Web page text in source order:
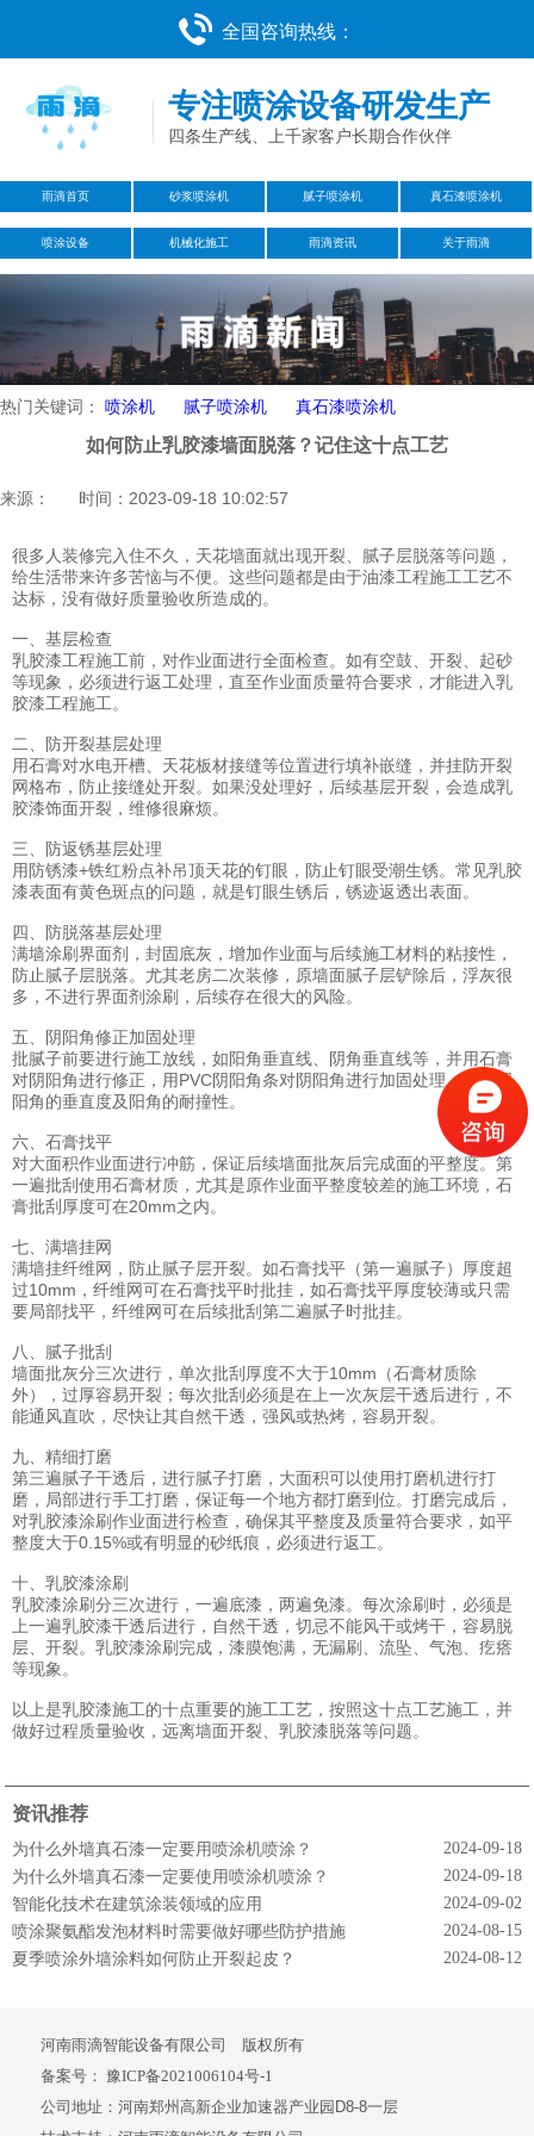
全国咨询热线：
专注喷涂设备研发生产
四条生产线、上千家客户长期合作伙伴
雨滴首页 砂浆喷涂机 腻子喷涂机 真石漆喷涂机
喷涂设备 机械化施工 雨滴资讯 关于雨滴
热门关键词： 喷涂机 腻子喷涂机 真石漆喷涂机
如何防止乳胶漆墙面脱落？记住这十点工艺
来源： 时间：2023-09-18 10:02:57
很多人装修完入住不久，天花墙面就出现开裂、腻子层脱落等问题，
给生活带来许多苦恼与不便。这些问题都是由于油漆工程施工工艺不
达标，没有做好质量验收所造成的。
一、基层检查
乳胶漆工程施工前，对作业面进行全面检查。如有空鼓、开裂、起砂
等现象，必须进行返工处理，直至作业面质量符合要求，才能进入乳
胶漆工程施工。
二、防开裂基层处理
用石膏对水电开槽、天花板材接缝等位置进行填补嵌缝，并挂防开裂
网格布，防止接缝处开裂。如果没处理好，后续基层开裂，会造成乳
胶漆饰面开裂，维修很麻烦。
三、防返锈基层处理
用防锈漆+铁红粉点补吊顶天花的钉眼，防止钉眼受潮生锈。常见乳胶
漆表面有黄色斑点的问题，就是钉眼生锈后，锈迹返透出表面。
四、防脱落基层处理
满墙涂刷界面剂，封固底灰，增加作业面与后续施工材料的粘接性，
防止腻子层脱落。尤其老房二次装修，原墙面腻子层铲除后，浮灰很
多，不进行界面剂涂刷，后续存在很大的风险。
五、阴阳角修正加固处理
批腻子前要进行施工放线，如阳角垂直线、阴角垂直线等，并用石膏
对阴阳角进行修正，用PVC阴阳角条对阴阳角进行加固处理。保证阴
阳角的垂直度及阳角的耐撞性。
六、石膏找平
对大面积作业面进行冲筋，保证后续墙面批灰后完成面的平整度。第
一遍批刮使用石膏材质，尤其是原作业面平整度较差的施工环境，石
膏批刮厚度可在20mm之内。
七、满墙挂网
满墙挂纤维网，防止腻子层开裂。如石膏找平（第一遍腻子）厚度超
过10mm，纤维网可在石膏找平时批挂，如石膏找平厚度较薄或只需
要局部找平，纤维网可在后续批刮第二遍腻子时批挂。
八、腻子批刮
墙面批灰分三次进行，单次批刮厚度不大于10mm（石膏材质除
外），过厚容易开裂；每次批刮必须是在上一次灰层干透后进行，不
能通风直吹，尽快让其自然干透，强风或热烤，容易开裂。
九、精细打磨
第三遍腻子干透后，进行腻子打磨，大面积可以使用打磨机进行打
磨，局部进行手工打磨，保证每一个地方都打磨到位。打磨完成后，
对乳胶漆涂刷作业面进行检查，确保其平整度及质量符合要求，如平
整度大于0.15%或有明显的砂纸痕，必须进行返工。
十、乳胶漆涂刷
乳胶漆涂刷分三次进行，一遍底漆，两遍免漆。每次涂刷时，必须是
上一遍乳胶漆干透后进行，自然干透，切忌不能风干或烤干，容易脱
层、开裂。乳胶漆涂刷完成，漆膜饱满，无漏刷、流坠、气泡、疙瘩
等现象。
以上是乳胶漆施工的十点重要的施工工艺，按照这十点工艺施工，并
做好过程质量验收，远离墙面开裂、乳胶漆脱落等问题。
资讯推荐
为什么外墙真石漆一定要用喷涂机喷涂？
2024-09-18
为什么外墙真石漆一定要使用喷涂机喷涂？
2024-09-18
智能化技术在建筑涂装领域的应用
2024-09-02
喷涂聚氨酯发泡材料时需要做好哪些防护措施
2024-08-15
夏季喷涂外墙涂料如何防止开裂起皮？
2024-08-12
河南雨滴智能设备有限公司 版权所有
备案号： 豫ICP备2021006104号-1
公司地址：河南郑州高新企业加速器产业园D8-8一层